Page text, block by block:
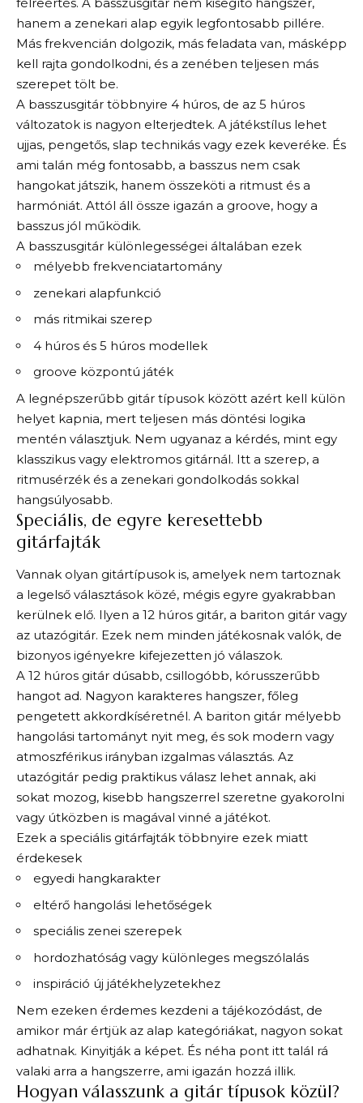
félreértés. A basszusgitár nem kisegítő hangszer,
hanem a zenekari alap egyik legfontosabb pillére.
Más frekvencián dolgozik, más feladata van, másképp
kell rajta gondolkodni, és a zenében teljesen más
szerepet tölt be.
A basszusgitár többnyire 4 húros, de az 5 húros
változatok is nagyon elterjedtek. A játékstílus lehet
ujjas, pengetős, slap technikás vagy ezek keveréke. És
ami talán még fontosabb, a basszus nem csak
hangokat játszik, hanem összeköti a ritmust és a
harmóniát. Attól áll össze igazán a groove, hogy a
basszus jól működik.
A basszusgitár különlegességei általában ezek
mélyebb frekvenciatartomány
zenekari alapfunkció
más ritmikai szerep
4 húros és 5 húros modellek
groove központú játék
A legnépszerűbb gitár típusok között azért kell külön
helyet kapnia, mert teljesen más döntési logika
mentén választjuk. Nem ugyanaz a kérdés, mint egy
klasszikus vagy elektromos gitárnál. Itt a szerep, a
ritmusérzék és a zenekari gondolkodás sokkal
hangsúlyosabb.
Speciális, de egyre keresettebb
gitárfajták
Vannak olyan gitártípusok is, amelyek nem tartoznak
a legelső választások közé, mégis egyre gyakrabban
kerülnek elő. Ilyen a 12 húros gitár, a bariton gitár vagy
az utazógitár. Ezek nem minden játékosnak valók, de
bizonyos igényekre kifejezetten jó válaszok.
A 12 húros gitár dúsabb, csillogóbb, kórusszerűbb
hangot ad. Nagyon karakteres hangszer, főleg
pengetett akkordkíséretnél. A bariton gitár mélyebb
hangolási tartományt nyit meg, és sok modern vagy
atmoszférikus irányban izgalmas választás. Az
utazógitár pedig praktikus válasz lehet annak, aki
sokat mozog, kisebb hangszerrel szeretne gyakorolni
vagy útközben is magával vinné a játékot.
Ezek a speciális gitárfajták többnyire ezek miatt
érdekesek
egyedi hangkarakter
eltérő hangolási lehetőségek
speciális zenei szerepek
hordozhatóság vagy különleges megszólalás
inspiráció új játékhelyzetekhez
Nem ezeken érdemes kezdeni a tájékozódást, de
amikor már értjük az alap kategóriákat, nagyon sokat
adhatnak. Kinyitják a képet. És néha pont itt talál rá
valaki arra a hangszerre, ami igazán hozzá illik.
Hogyan válasszunk a gitár típusok közül?